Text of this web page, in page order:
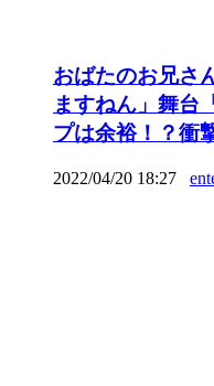
おばたのお兄さ
ますねん」舞台
プは余裕！？衝
2022/04/20 18:27